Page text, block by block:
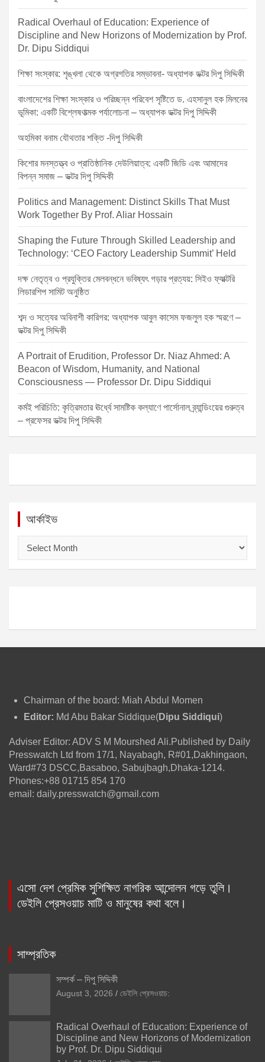
Radical Overhaul of Education: Experience of
Discipline and New Horizons of Modernization by Prof.
Dr. Dipu Siddiqui
শিক্ষা সংস্কার: শৃঙ্খলা থেকে অগ্রগতির সম্ভাবনা- অধ্যাপক ডক্টর দিপু সিদ্দিকী
বাংলাদেশের শিক্ষা সংস্কার ও পরিচ্ছন্ন পরিবেশ সৃষ্টিতে ড. এহসানুল হক মিলনের
ভূমিকা: একটি বিশ্লেষণাত্মক পর্যালোচনা – অধ্যাপক ডক্টর দিপু সিদ্দিকী
অহমিকা বনাম যৌথতার শক্তি -দিপু সিদ্দিকী
কিশোর মনস্তত্ত্ব ও প্রাতিষ্ঠানিক দেউলিয়াত্ব: একটি জিডি এবং আমাদের
বিপন্ন সমাজ – ডক্টর দিপু সিদ্দিকী
Politics and Management: Distinct Skills That Must
Work Together By Prof. Aliar Hossain
Shaping the Future Through Skilled Leadership and
Technology: ‘CEO Factory Leadership Summit’ Held
দক্ষ নেতৃত্ব ও প্রযুক্তির মেলবন্ধনে ভবিষ্যৎ গড়ার প্রত্যয়: সিইও ফ্যাক্টরি
লিডারশিপ সামিট অনুষ্ঠিত
শব্দ ও সত্যের অবিনাশী কারিগর: অধ্যাপক আবুল কাসেম ফজলুল হক স্মরণে –
ডক্টর দিপু সিদ্দিকী
A Portrait of Erudition, Professor Dr. Niaz Ahmed: A
Beacon of Wisdom, Humanity, and National
Consciousness — Professor Dr. Dipu Siddiqui
কর্মই পরিচিতি: কৃত্রিমতার ঊর্ধ্বে সামষ্টিক কল্যাণে পার্সোনাল ব্র্যান্ডিংয়ের গুরুত্ব
– প্রফেসর ডক্টর দিপু সিদ্দিকী
আর্কাইভ
ই
Chairman of the board: Miah Abdul Momen
Editor: Md Abu Bakar Siddique(Dipu Siddiqui)
Adviser Editor: ADV S M Mourshed Ali.Published by Daily
Presswatch Ltd from 17/1, Nayabagh, R#01,Dakhingaon,
Ward#73 DSCC,Basaboo, Sabujbagh,Dhaka-1214.
Phones:+88 01715 854 170
email: daily.presswatch@gmail.com
এসো দেশ প্রেমিক সুশিক্ষিত নাগরিক আন্দোলন গড়ে তুলি।
ডেইলি প্রেসওয়াচ মাটি ও মানুষের কথা বলে।
সাম্প্রতিক
সম্পর্ক – দিপু সিদ্দিকী
August 3, 2026 ডেইলি প্রেসওয়াচ:
Radical Overhaul of Education: Experience of
Discipline and New Horizons of Modernization
by Prof. Dr. Dipu Siddiqui